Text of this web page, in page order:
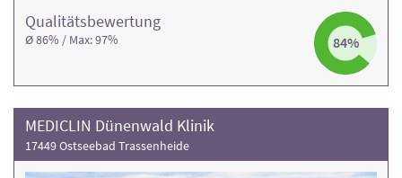
Qualitäts­bewertung
Ø 86% / Max: 97% 84%
MEDICLIN Dünenwald Klinik
17449 Ostseebad Trassenheide